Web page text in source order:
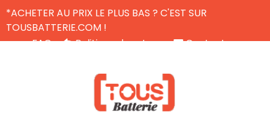
*ACHETER AU PRIX LE PLUS BAS ? C'EST SUR
TOUSBATTERIE.COM !
FAQ
Politique de retour
Contactez-nous